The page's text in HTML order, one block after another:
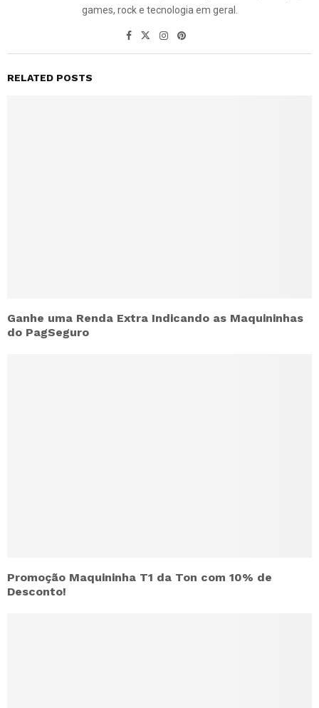
games, rock e tecnologia em geral.
RELATED POSTS
Ganhe uma Renda Extra Indicando as Maquininhas
do PagSeguro
Promoção Maquininha T1 da Ton com 10% de
Desconto!